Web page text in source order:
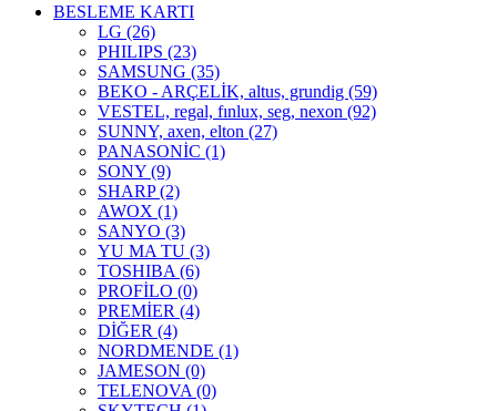
BESLEME KARTI
LG (26)
PHILIPS (23)
SAMSUNG (35)
BEKO - ARÇELİK, altus, grundig (59)
VESTEL, regal, fınlux, seg, nexon (92)
SUNNY, axen, elton (27)
PANASONİC (1)
SONY (9)
SHARP (2)
AWOX (1)
SANYO (3)
YU MA TU (3)
TOSHIBA (6)
PROFİLO (0)
PREMİER (4)
DİĞER (4)
NORDMENDE (1)
JAMESON (0)
TELENOVA (0)